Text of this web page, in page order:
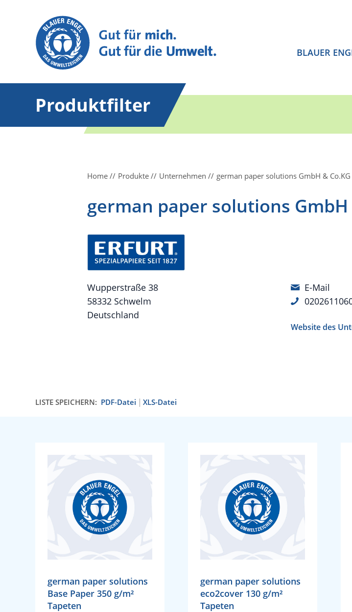
BLAUER
Produktfilter
Home Produkte Unternehmen german paper solutions GmbH & Co.KG
german paper solutions GmbH
Wupperstraße 38
58332 Schwelm
Deutschland
E-Mail
Website des
LISTE SPEICHERN: PDF-Datei XLS-Datei
german paper solutions
Base Paper 350 g/m²
Tapeten
german paper solutions
eco2cover 130 g/m²
Tapeten